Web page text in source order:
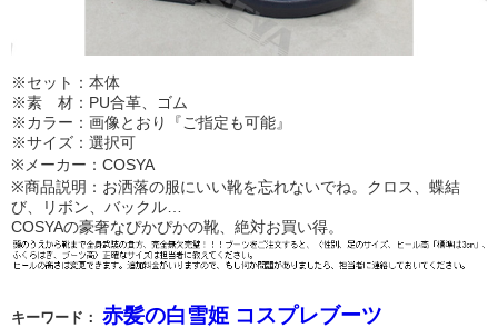
※セット：本体
※素 材：PU合革、ゴム
※カラー：画像とおり『ご指定も可能』
※サイズ：選択可
※メーカー：COSYA
※商品説明：お洒落の服にいい靴を忘れないでね。クロス、蝶結
び、リボン、バックル…
COSYAの豪奢なぴかぴかの靴、絶対お買い得。
キーワード： 赤髪の白雪姫 コスプレブーツ